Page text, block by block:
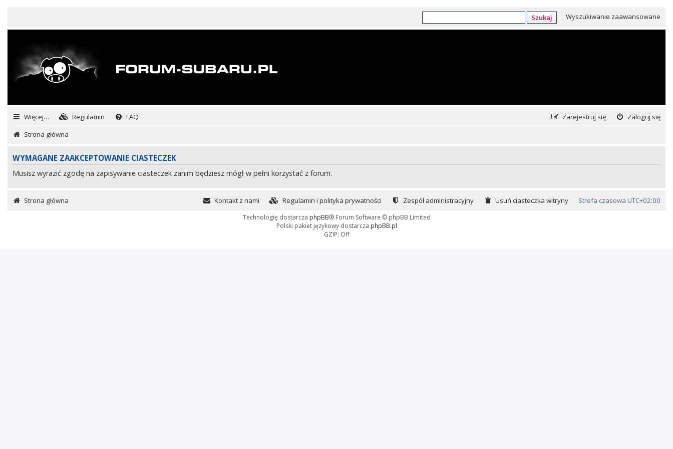
Szukaj Wyszukiwanie zaawansowane
Więcej… Regulamin FAQ Zaloguj się
Zarejestruj się
Strona główna
WYMAGANE ZAAKCEPTOWANIE CIASTECZEK
Musisz wyrazić zgodę na zapisywanie ciasteczek zanim będziesz mógł w pełni korzystać z forum.
Strona główna Strefa czasowa UTC+02:00
Usuń ciasteczka witryny
Zespół administracyjny
Regulamin i polityka prywatności
Kontakt z nami
Technologię dostarcza phpBB® Forum Software © phpBB Limited
Polski pakiet językowy dostarcza phpBB.pl
GZIP: Off